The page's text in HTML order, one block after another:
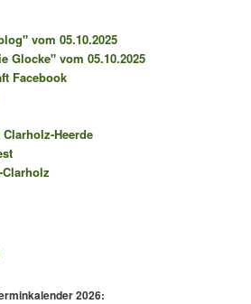
vom 05.10.2025
Glocke" vom 05.10.2025
Facebook
Heerde
2026: